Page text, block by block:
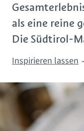
als eine reine
Die Südtirol-
Inspirieren lassen